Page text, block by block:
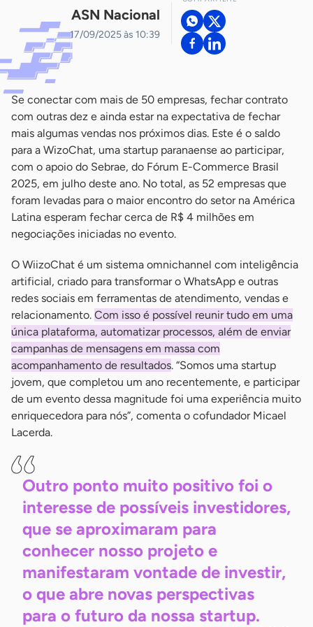
ASN Nacional
17/09/2025 às 10:39
Se conectar com mais de 50 empresas, fechar contrato
com outras dez e ainda estar na expectativa de fechar
mais algumas vendas nos próximos dias. Este é o saldo
para a WizoChat, uma startup paranaense ao participar,
com o apoio do Sebrae, do Fórum E-Commerce Brasil
2025, em julho deste ano. No total, as 52 empresas que
foram levadas para o maior encontro do setor na América
Latina esperam fechar cerca de R$ 4 milhões em
negociações iniciadas no evento.
O WiizoChat é um sistema omnichannel com inteligência
artificial, criado para transformar o WhatsApp e outras
redes sociais em ferramentas de atendimento, vendas e
relacionamento. Com isso é possível reunir tudo em uma
única plataforma, automatizar processos, além de enviar
campanhas de mensagens em massa com
acompanhamento de resultados. “Somos uma startup
jovem, que completou um ano recentemente, e participar
de um evento dessa magnitude foi uma experiência muito
enriquecedora para nós”, comenta o cofundador Micael
Lacerda.
Outro ponto muito positivo foi o
interesse de possíveis investidores,
que se aproximaram para
conhecer nosso projeto e
manifestaram vontade de investir,
o que abre novas perspectivas
para o futuro da nossa startup.